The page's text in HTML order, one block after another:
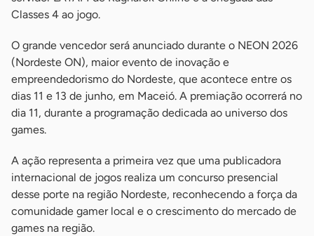
Classes 4 ao jogo.
O grande vencedor será anunciado durante o NEON 2026
(Nordeste ON), maior evento de inovação e
empreendedorismo do Nordeste, que acontece entre os
dias 11 e 13 de junho, em Maceió. A premiação ocorrerá no
dia 11, durante a programação dedicada ao universo dos
games.
A ação representa a primeira vez que uma publicadora
internacional de jogos realiza um concurso presencial
desse porte na região Nordeste, reconhecendo a força da
comunidade gamer local e o crescimento do mercado de
games na região.